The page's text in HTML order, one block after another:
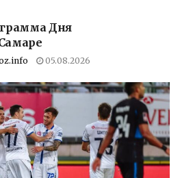
Дня
05.08.2026